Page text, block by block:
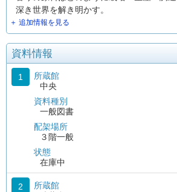
深き世界を解き明かす。
＋ 追加情報を見る
資料情報
1
所蔵館
中央
資料種別
一般図書
配架場所
３階一般
状態
在庫中
2
所蔵館